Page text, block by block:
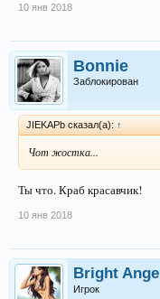
10 янв 2018
Bonnie
Заблокирован
JIEKAPb сказал(а): ↑
Чот жостка...
Ты что. Краб красавчик!
10 янв 2018
Bright Angel
Игрок